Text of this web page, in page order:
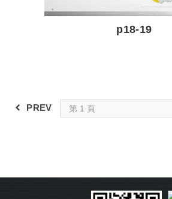
p18-19
PREV